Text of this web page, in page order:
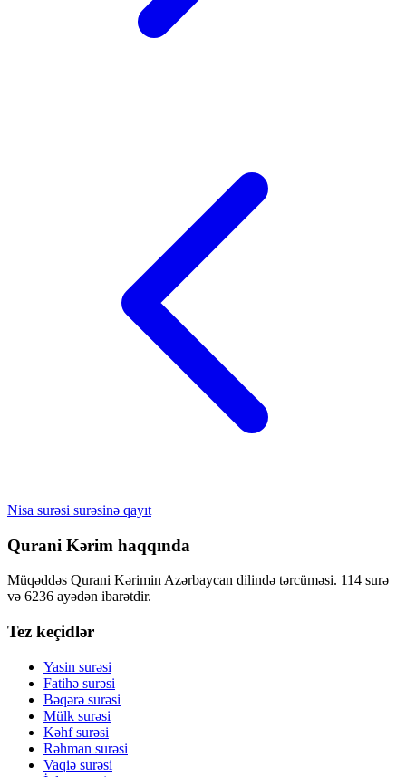
Nisa surəsi surəsinə qayıt
Qurani Kərim haqqında
Müqəddəs Qurani Kərimin Azərbaycan dilində tərcüməsi. 114 surə
və 6236 ayədən ibarətdir.
Tez keçidlər
Yasin surəsi
Fatihə surəsi
Bəqərə surəsi
Mülk surəsi
Kəhf surəsi
Rəhman surəsi
Vaqiə surəsi